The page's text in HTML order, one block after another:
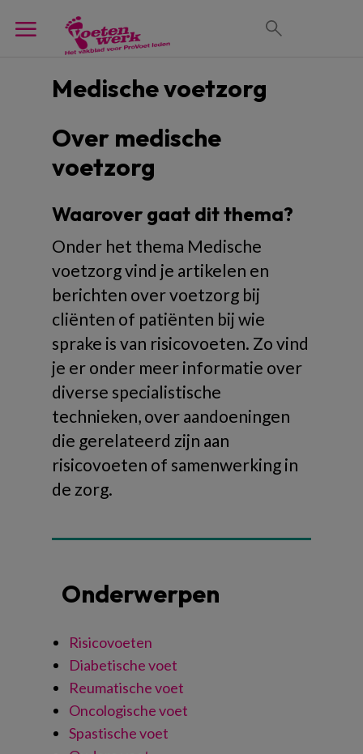
Medische voetzorg
Over medische
voetzorg
Waarover gaat dit thema?
Onder het thema Medische
voetzorg vind je artikelen en
berichten over voetzorg bij
cliënten of patiënten bij wie
sprake is van risicovoeten. Zo vind
je er onder meer informatie over
diverse specialistische
technieken, over aandoeningen
die gerelateerd zijn aan
risicovoeten of samenwerking in
de zorg.
Onderwerpen
Risicovoeten
Diabetische voet
Reumatische voet
Oncologische voet
Spastische voet